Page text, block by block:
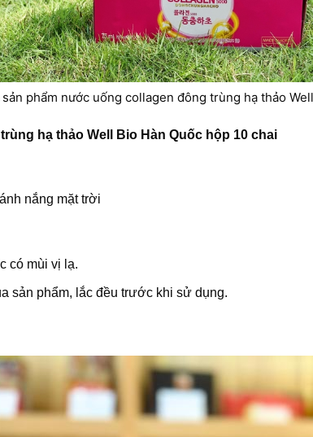
phẩm nước uống collagen đông trùng hạ thảo
hạ thảo Well Bio Hàn Quốc hộp 10 chai
nắng mặt trời
có mùi vị lạ.
sản phẩm, lắc đều trước khi sử dụng.